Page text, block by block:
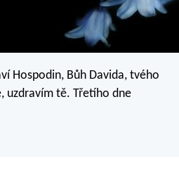
Hospodin, Bůh Davida, tvého
uzdravím tě. Třetího dne